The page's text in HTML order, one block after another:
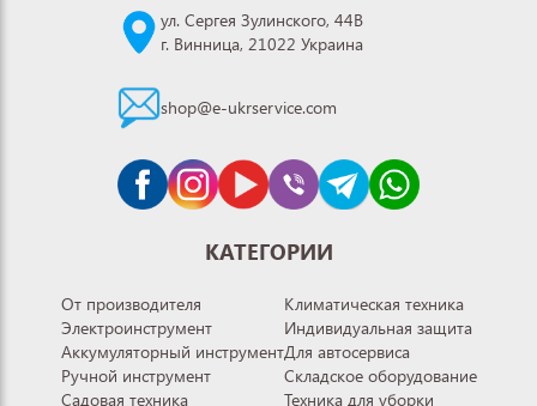
ул. Сергея Зулинского, 44В
г. Винница, 21022 Украина
shop@e-ukrservice.com
КАТЕГОРИИ
От производителя
Электроинструмент
Аккумуляторный инструмент
Ручной инструмент
Садовая техника
Климатическая техника
Индивидуальная защита
Для автосервиса
Складское оборудование
Техника для уборки